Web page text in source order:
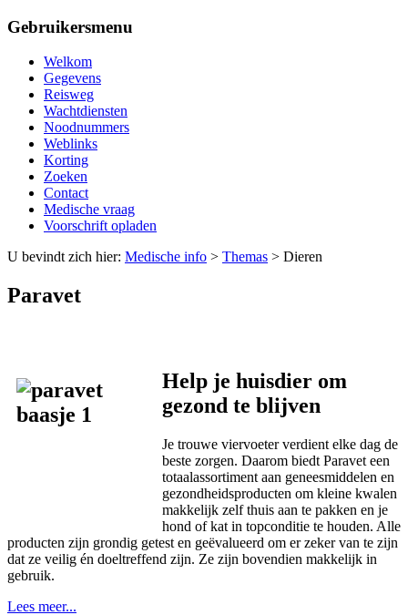
Gebruikersmenu
Welkom
Gegevens
Reisweg
Wachtdiensten
Noodnummers
Weblinks
Korting
Zoeken
Contact
Medische vraag
Voorschrift opladen
U bevindt zich hier: Medische info > Themas > Dieren
Paravet
Help je huisdier om
gezond te blijven
Je trouwe viervoeter verdient elke dag de
beste zorgen. Daarom biedt Paravet een
totaalassortiment aan geneesmiddelen en
gezondheidsproducten om kleine kwalen
makkelijk zelf thuis aan te pakken en je
hond of kat in topconditie te houden. Alle
producten zijn grondig getest en geëvalueerd om er zeker van te zijn
dat ze veilig én doeltreffend zijn. Ze zijn bovendien makkelijk in
gebruik.
Lees meer...